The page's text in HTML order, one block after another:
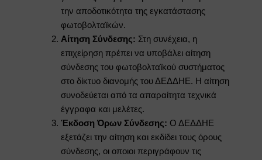
την αποδοτικότητα της εγκατάστασης
φωτοβολταϊκών.
Αίτηση Σύνδεσης: Στη συνέχεια, η
επιχείρηση πρέπει να υποβάλει αίτηση
σύνδεσης του φωτοβολταϊκού συστήματος
στο δίκτυο διανομής του ΔΕΔΔΗΕ. Η αίτηση
συνοδεύεται από τα απαραίτητα τεχνικά
έγγραφα και μελέτες.
Έκδοση Όρων Σύνδεσης: Ο ΔΕΔΔΗΕ
εξετάζει την αίτηση και εκδίδει τους όρους
σύνδεσης, οι οποιοι περιγράφουν τις